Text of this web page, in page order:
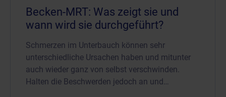
Becken-MRT: Was zeigt sie und
wann wird sie durchgeführt?
Schmerzen im Unterbauch können sehr
unterschiedliche Ursachen haben und mitunter
auch wieder ganz von selbst verschwinden.
Halten die Beschwerden jedoch an und…